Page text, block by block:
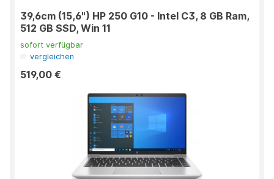
39,6cm (15,6") HP 250 G10 - Intel C3, 8 GB Ram,
512 GB SSD, Win 11
sofort verfügbar
vergleichen
519,00 €